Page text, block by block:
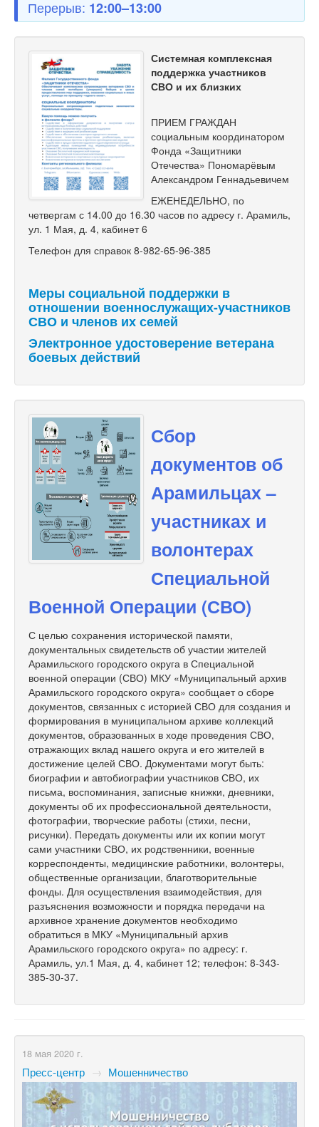
Перерыв: 12:00–13:00
Системная комплексная
поддержка участников
СВО и их близких
ПРИЕМ ГРАЖДАН
социальным координатором
Фонда «Защитники
Отечества» Пономарёвым
Александром Геннадьевичем
ЕЖЕНЕДЕЛЬНО, по
четвергам с 14.00 до 16.30 часов по адресу г. Арамиль,
ул. 1 Мая, д. 4, кабинет 6
Телефон для справок 8-982-65-96-385
Меры социальной поддержки в
отношении военнослужащих-участников
СВО и членов их семей
Электронное удостоверение ветерана
боевых действий
Сбор
документов об
Арамильцах –
участниках и
волонтерах
Специальной
Военной Операции (СВО)
С целью сохранения исторической памяти,
документальных свидетельств об участии жителей
Арамильского городского округа в Специальной
военной операции (СВО) МКУ «Муниципальный архив
Арамильского городского округа» сообщает о сборе
документов, связанных с историей СВО для создания и
формирования в муниципальном архиве коллекций
документов, образованных в ходе проведения СВО,
отражающих вклад нашего округа и его жителей в
достижение целей СВО. Документами могут быть:
биографии и автобиографии участников СВО, их
письма, воспоминания, записные книжки, дневники,
документы об их профессиональной деятельности,
фотографии, творческие работы (стихи, песни,
рисунки). Передать документы или их копии могут
сами участники СВО, их родственники, военные
корреспонденты, медицинские работники, волонтеры,
общественные организации, благотворительные
фонды. Для осуществления взаимодействия, для
разъяснения возможности и порядка передачи на
архивное хранение документов необходимо
обратиться в МКУ «Муниципальный архив
Арамильского городского округа» по адресу: г.
Арамиль, ул.1 Мая, д. 4, кабинет 12; телефон: 8-343-
385-30-37.
18 мая 2020 г.
Пресс-центр → Мошенничество